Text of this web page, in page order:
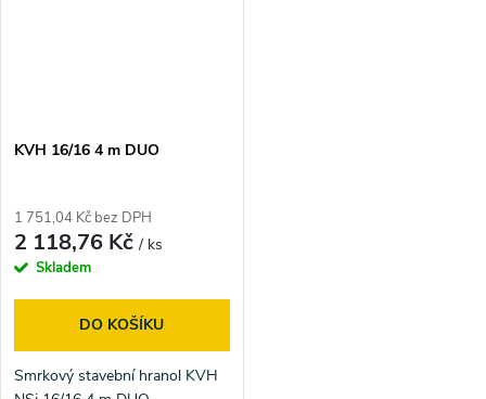
KVH 16/16 4 m DUO
1 751,04 Kč bez DPH
2 118,76 Kč/ ks
Skladem
DO KOŠÍKU
Smrkový stavební hranol KVH